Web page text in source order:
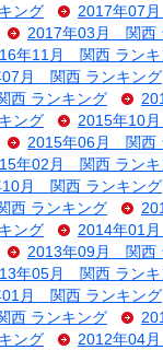
ング
2017年07
2017年03月 関西
年11月 関西 ランキ
07月 関西 ランキング
西 ランキング
ング
2015年10
2015年06月 関西
年02月 関西 ランキ
10月 関西 ランキング
西 ランキング
ング
2014年01
2013年09月 関西
年05月 関西 ランキ
01月 関西 ランキング
西 ランキング
ング
2012年04